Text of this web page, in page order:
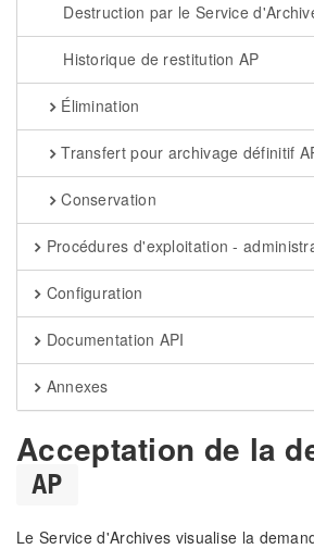
Destruction par le Service
Historique de restitution AP
Élimination
Transfert pour archivage définitif
Conservation
Procédures d'exploitation -
Configuration
Documentation API
Annexes
Acceptation de la
AP
Le Service d'Archives visualise la